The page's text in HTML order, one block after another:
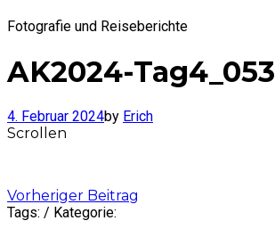
Fotografie und Reiseberichte
AK2024-Tag4_053
4. Februar 2024by Erich
Scrollen
Post
navigation
Vorheriger Beitrag
Tags: / Kategorie: